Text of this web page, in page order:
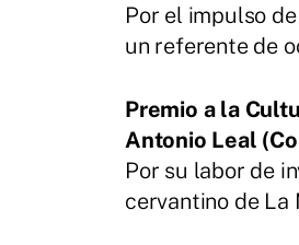
Por el impulso
un referente de
Premio a la
Antonio Leal
Por su labor de
cervantino de La